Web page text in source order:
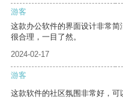
游客
这款办公软件的界面设计非常
很合理，一目了然。
2024-02-17
游客
这款软件的社区氛围非常好，可